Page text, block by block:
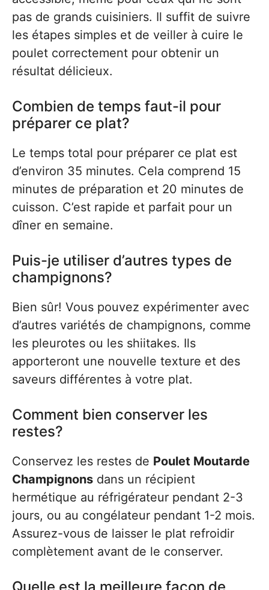
pas de grands cuisiniers. Il suffit de suivre
les étapes simples et de veiller à cuire le
poulet correctement pour obtenir un
résultat délicieux.
Combien de temps faut-il pour
préparer ce plat?
Le temps total pour préparer ce plat est
d’environ 35 minutes. Cela comprend 15
minutes de préparation et 20 minutes de
cuisson. C’est rapide et parfait pour un
dîner en semaine.
Puis-je utiliser d’autres types de
champignons?
Bien sûr! Vous pouvez expérimenter avec
d’autres variétés de champignons, comme
les pleurotes ou les shiitakes. Ils
apporteront une nouvelle texture et des
saveurs différentes à votre plat.
Comment bien conserver les
restes?
Conservez les restes de Poulet Moutarde
Champignons dans un récipient
hermétique au réfrigérateur pendant 2-3
jours, ou au congélateur pendant 1-2 mois.
Assurez-vous de laisser le plat refroidir
complètement avant de le conserver.